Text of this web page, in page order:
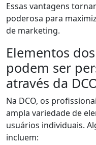
Essas vantagens
poderosa para
de marketing.
Elementos
podem ser
através da
Na DCO, os
ampla variedade de
usuários individuais.
incluem: